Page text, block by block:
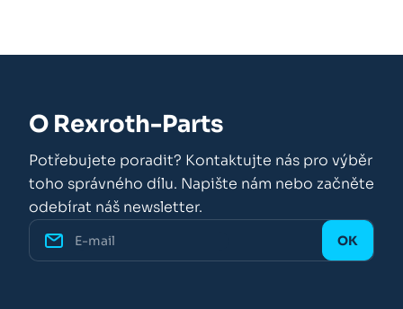
O Rexroth-Parts
Potřebujete poradit? Kontaktujte nás pro výběr
toho správného dílu. Napište nám nebo začněte
odebírat náš newsletter.